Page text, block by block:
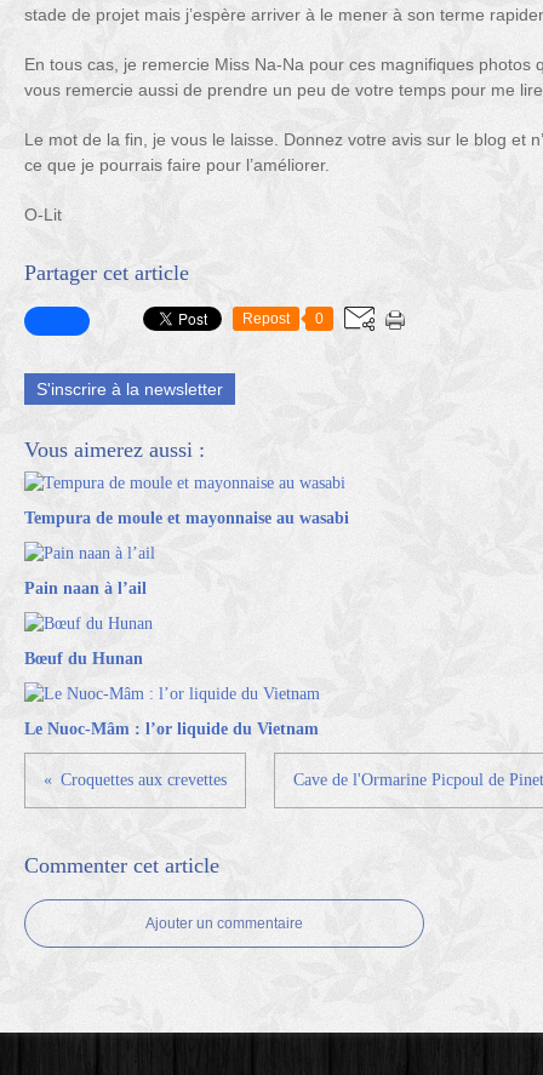
stade de projet mais j’espère arriver à le mener à son terme
En tous cas, je remercie Miss Na-Na pour ces magnifiques photos
vous remercie aussi de prendre un peu de votre temps pour me
Le mot de la fin, je vous le laisse. Donnez votre avis sur le blog et
ce que je pourrais faire pour l’améliorer.
O-Lit
Partager cet article
Repost 0
S'inscrire à la newsletter
Vous aimerez aussi :
Tempura de moule et mayonnaise au wasabi
Pain naan à l’ail
Bœuf du Hunan
Le Nuoc-Mâm : l’or liquide du Vietnam
Croquettes aux crevettes Cave de l'Ormarine Picpoul de
Commenter cet article
Ajouter un commentaire